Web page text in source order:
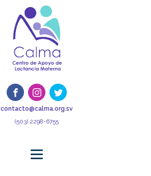
contacto@calma.org.sv
(503) 2298-6755